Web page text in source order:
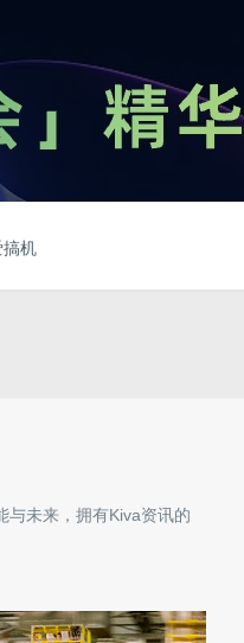
搞机
与未来，拥有Kiva资讯的